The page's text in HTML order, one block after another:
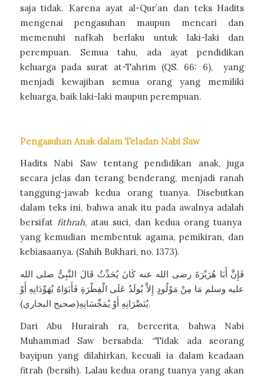
saja tidak. Karena ayat al-Qur’an dan teks Hadits
mengenai pengasuhan maupun mencari dan
memenuhi nafkah berlaku untuk laki-laki dan
perempuan. Semua tahu, ada ayat pendidikan
keluarga pada surat at-Tahrim (QS. 66: 6), yang
menjadi kewajiban semua orang yang memiliki
keluarga, baik laki-laki maupun perempuan.
Pengasuhan Anak dalam Teladan Nabi Saw
Hadits Nabi Saw tentang pendidikan anak, juga
secara jelas dan terang benderang, menjadi ranah
tanggung-jawab kedua orang tuanya. Disebutkan
dalam teks ini, bahwa anak itu pada awalnya adalah
bersifat fithrah, atau suci, dan kedua orang tuanya
yang kemudian membentuk agama, pemikiran, dan
kebiasaanya. (Sahih Bukhari, no. 1373).
فَإِنَّ أَبَا هُرَيْرَةَ رضى الله عنه كَانَ يُحَدِّثُ قَالَ النَّبِىُّ صلى الله
عليه وسلم مَا مِنْ مَوْلُودٍ إِلاَّ يُولَدُ عَلَى الْفِطْرَةِ فَأَبَوَاهُ يُهَوِّدَانِهِ أَوْ
يُنَصِّرَانِهِ أَوْ يُمَجِّسَانِهِ(صحيح البخاري).
Dari Abu Hurairah ra, bercerita, bahwa Nabi
Muhammad Saw bersabda: “Tidak ada seorang
bayipun yang dilahirkan, kecuali ia dalam keadaan
fitrah (bersih). Lalau kedua orang tuanya yang akan